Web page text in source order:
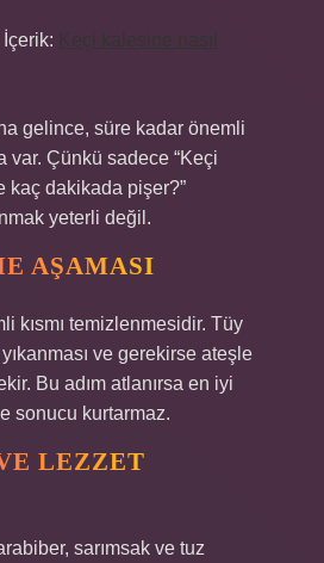
Keçi kalesine nasıl
gelince, süre kadar önemli
var. Çünkü sadece “Keçi
kaç dakikada pişer?”
yeterli değil.
AŞAMASI
kısmı temizlenmesidir. Tüy
ve gerekirse ateşle
Bu adım atlanırsa en iyi
sonucu kurtarmaz.
LEZZET
sarımsak ve tuz